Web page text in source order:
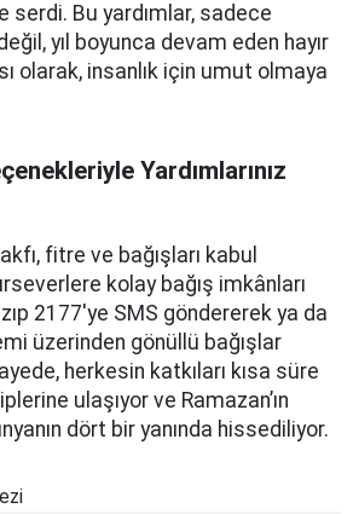
serdi. Bu yardımlar, sadece
yıl boyunca devam eden hayır
olarak, insanlık için umut olmaya
Yardımlarınız
fitre ve bağışları kabul
kolay bağış imkânları
2177'ye SMS göndererek ya da
üzerinden gönüllü bağışlar
herkesin katkıları kısa süre
ulaşıyor ve Ramazan’ın
dört bir yanında hissediliyor.